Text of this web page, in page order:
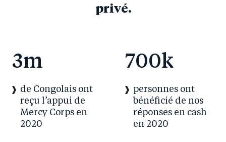
privé.
3m
de Congolais ont
reçu l’appui de
Mercy Corps en
2020
700k
personnes ont
bénéficié de nos
réponses en cash
en 2020